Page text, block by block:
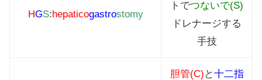
HGS:hepaticogastrostomy
トでつないで(S)
ドレナージする
手技
胆管(C) と十二指